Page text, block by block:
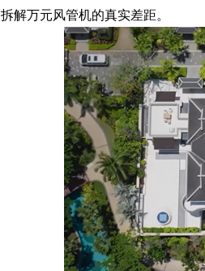
解万元风管机的真实差距。